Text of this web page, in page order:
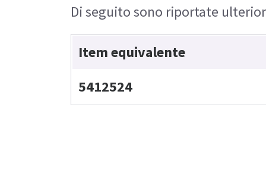
Di seguito sono riportate
Item equivalente
5412524